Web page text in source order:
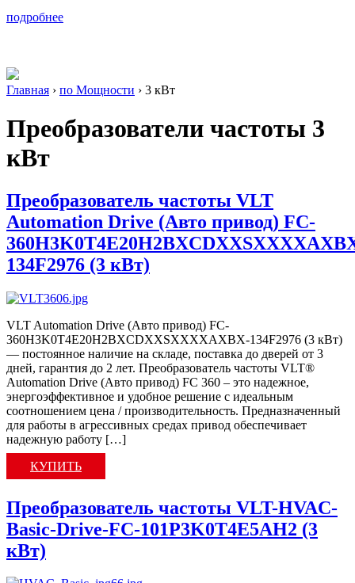
подробнее
Главная › по Мощности › 3 кВт
Преобразователи частоты 3
кВт
Преобразователь частоты VLT
Automation Drive (Авто привод) FC-
134F2976 (3 кВт)
VLT Automation Drive (Авто привод) FC-
360H3K0T4E20H2BXCDXXSXXXXAXBX-134F2976 (3 кВт)
— постоянное наличие на складе, поставка до дверей от 3
дней, гарантия до 2 лет. Преобразователь частоты VLT®
Automation Drive (Авто привод) FC 360 – это надежное,
энергоэффективное и удобное решение с идеальным
соотношением цена / производительность. Предназначенный
для работы в агрессивных средах привод обеспечивает
надежную работу […]
КУПИТЬ
Преобразователь частоты VLT-HVAC-
Basic-Drive-FC-101P3K0T4E5AH2 (3
кВт)